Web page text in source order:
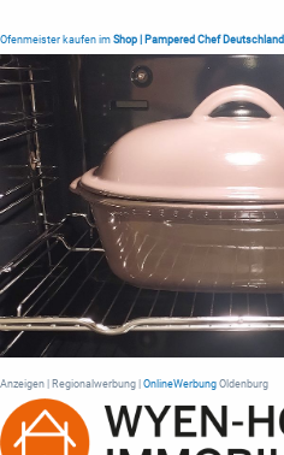
Ofenmeister kaufen im Shop | Pampered Chef Deutschland
Anzeigen | Regionalwerbung | OnlineWerbung Oldenburg